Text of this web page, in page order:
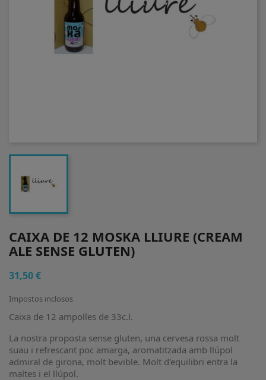
CAIXA DE 12 MOSKA LLIURE (CREAM
ALE SENSE GLUTEN)
31,50 €
Impostos inclosos
Caixa de 12 ampolles de 33c.l.
La nostra proposta sense gluten, una cervesa rossa molt
suau i refrescant poc amarga, aromatitzada amb llúpol
admiral de girona, molt bevible. Molt d'equilibri entra la
maltes i el llúpol.